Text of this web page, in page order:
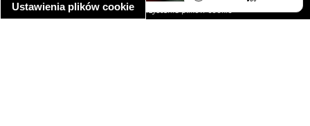
Ustawienia plików cookieinformacja o wykorzystaniu plików cookie